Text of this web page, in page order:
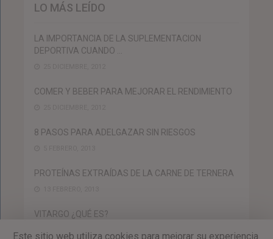
LO MÁS LEÍDO
LA IMPORTANCIA DE LA SUPLEMENTACION
DEPORTIVA CUANDO …
COMER Y BEBER PARA MEJORAR EL RENDIMIENTO
8 PASOS PARA ADELGAZAR SIN RIESGOS
PROTEÍNAS EXTRAÍDAS DE LA CARNE DE TERNERA
VITARGO ¿QUÉ ES?
Este sitio web utiliza cookies para mejorar su experiencia.